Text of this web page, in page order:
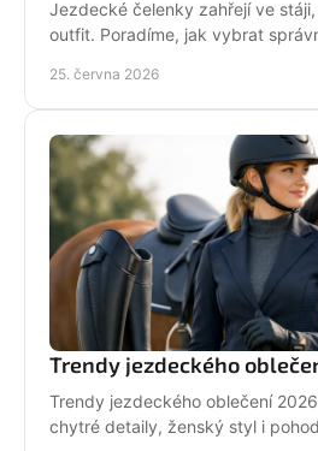
Jezdecké čelenky zahřejí ve
outfit. Poradíme, jak vybrat
25. června 2026
Trendy jezdeckého
Trendy jezdeckého oblečení
chytré detaily, ženský styl i